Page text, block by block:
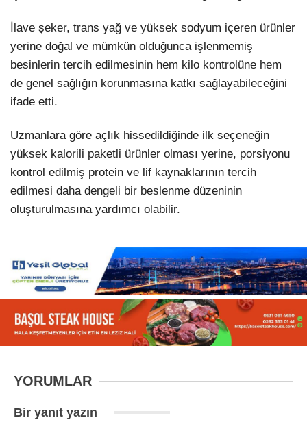
İlave şeker, trans yağ ve yüksek sodyum içeren ürünler
yerine doğal ve mümkün olduğunca işlenmemiş
besinlerin tercih edilmesinin hem kilo kontrolüne hem
de genel sağlığın korunmasına katkı sağlayabileceğini
ifade etti.
Uzmanlara göre açlık hissedildiğinde ilk seçeneğin
yüksek kalorili paketli ürünler olması yerine, porsiyonu
kontrol edilmiş protein ve lif kaynaklarının tercih
edilmesi daha dengeli bir beslenme düzeninin
oluşturulmasına yardımcı olabilir.
YORUMLAR
Bir yanıt yazın